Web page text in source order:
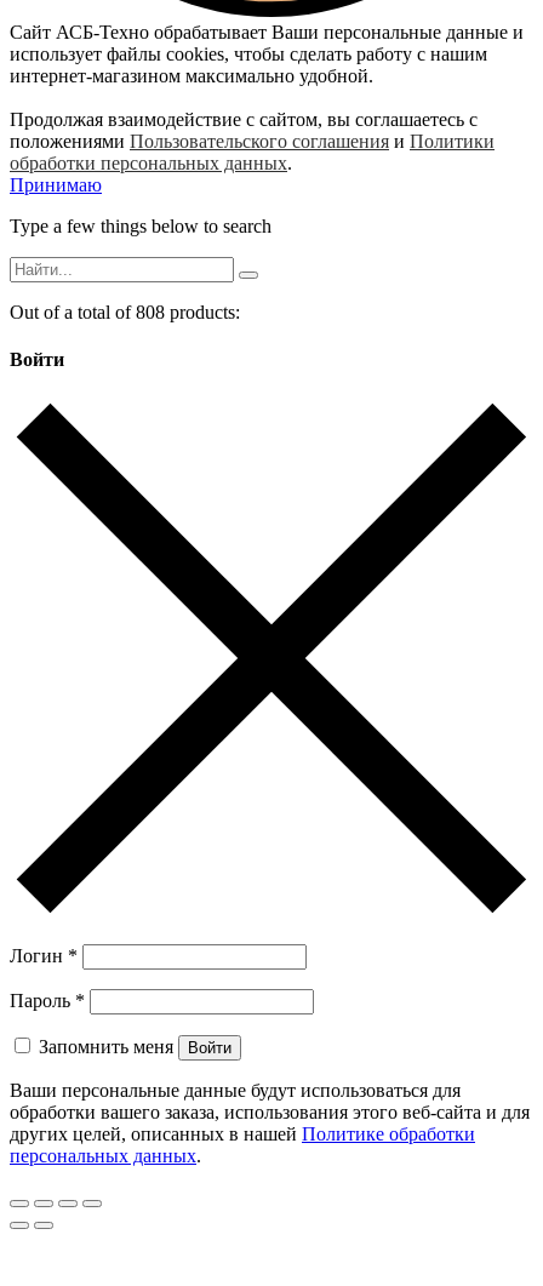
Сайт АСБ-Техно обрабатывает Ваши персональные данные и
использует файлы cookies, чтобы сделать работу с нашим
интернет-магазином максимально удобной.
Продолжая взаимодействие с сайтом, вы соглашаетесь с
положениями Пользовательского соглашения и Политики
обработки персональных данных.
Принимаю
Type a few things below to search
Out of a total of 808 products:
Войти
Логин *
Пароль *
Запомнить меня Войти
Ваши персональные данные будут использоваться для
обработки вашего заказа, использования этого веб-сайта и для
других целей, описанных в нашей Политике обработки
персональных данных.